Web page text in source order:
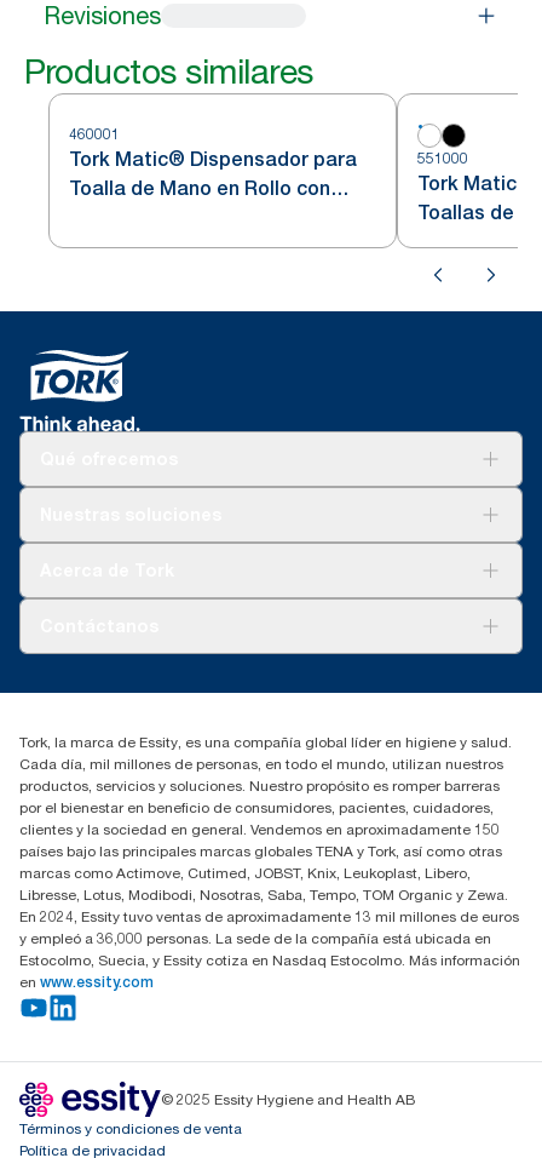
Revisiones
Productos similares
460001
Tork Matic® Dispensador para
Toalla de Mano en Rollo con
inoxidable
551000
Tork Matic®
Toallas de
H1
91 657 84 00
Tork, la marca de Essity, es una compañía global líder en higiene y salud.
Cada día, mil millones de personas, en todo el mundo, utilizan nuestros
productos, servicios y soluciones. Nuestro propósito es romper barreras
por el bienestar en beneficio de consumidores, pacientes, cuidadores,
clientes y la sociedad en general. Vendemos en aproximadamente 150
países bajo las principales marcas globales TENA y Tork, así como otras
marcas como Actimove, Cutimed, JOBST, Knix, Leukoplast, Libero,
Libresse, Lotus, Modibodi, Nosotras, Saba, Tempo, TOM Organic y Zewa.
En 2024, Essity tuvo ventas de aproximadamente 13 mil millones de euros
y empleó a 36,000 personas. La sede de la compañía está ubicada en
Estocolmo, Suecia, y Essity cotiza en Nasdaq Estocolmo. Más información
en www.essity.com
© 2025 Essity Hygiene and Health AB
Términos y condiciones de venta
Política de privacidad